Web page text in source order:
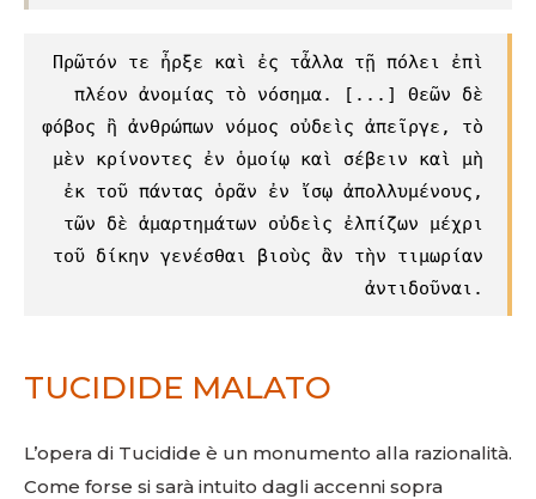
Πρῶτόν τε ἦρξε καὶ ἐς τἆλλα τῇ πόλει ἐπὶ
πλέον ἀνομίας τὸ νόσημα. [...] Θεῶν δὲ
φόβος ἢ ἀνθρώπων νόμος οὐδεὶς ἀπεῖργε, τὸ
μὲν κρίνοντες ἐν ὁμοίῳ καὶ σέβειν καὶ μὴ
ἐκ τοῦ πάντας ὁρᾶν ἐν ἴσῳ ἀπολλυμένους,
τῶν δὲ ἁμαρτημάτων οὐδεὶς ἐλπίζων μέχρι
τοῦ δίκην γενέσθαι βιοὺς ἂν τὴν τιμωρίαν
ἀντιδοῦναι.
TUCIDIDE MALATO
L’opera di Tucidide è un monumento alla razionalità.
Come forse si sarà intuito dagli accenni sopra